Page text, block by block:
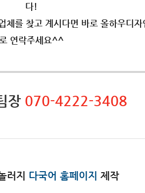
다!
체를 찾고 계시다면 바로 올하우디자
로 연락주세요^^
장 070-4222-3408
러지 다국어 홈페이지 제작